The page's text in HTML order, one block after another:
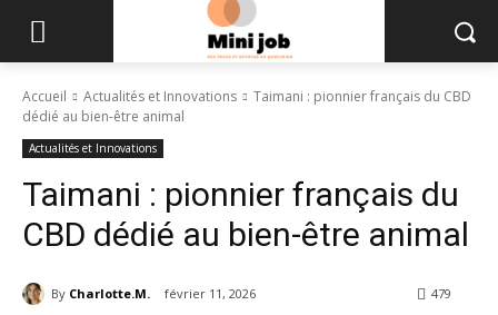
Accueil Actualités et Innovations
Taimani : pionnier français du CBD
dédié au bien-être animal
Actualités et Innovations
Taimani : pionnier français du
CBD dédié au bien-être animal
By Charlotte.M. février 11, 2026 479